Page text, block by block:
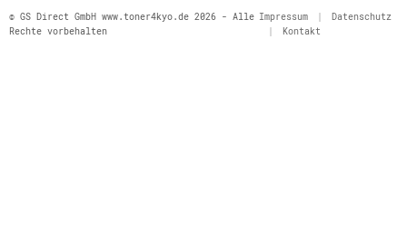
© GS Direct GmbH www.toner4kyo.de 2026 - Alle
Rechte vorbehalten
Impressum
Datenschutz
Kontakt